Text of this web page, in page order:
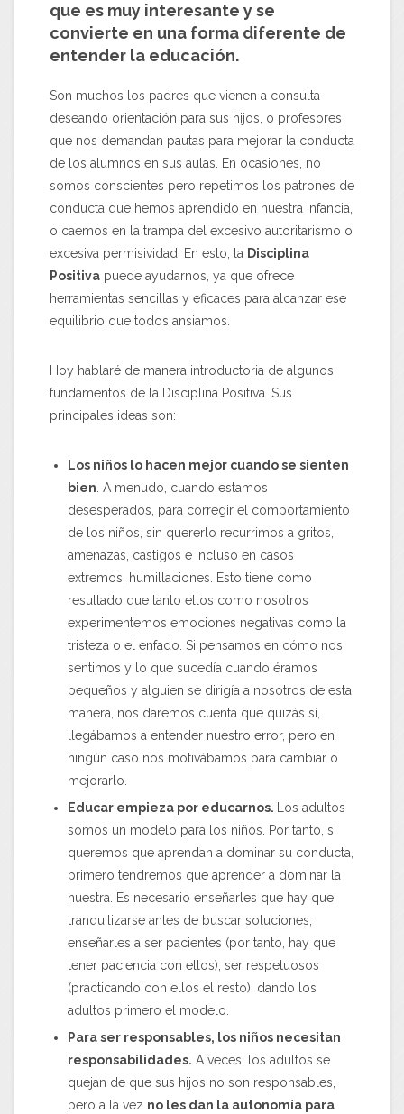
que es muy interesante y se
convierte en una forma diferente de
entender la educación.
Son muchos los padres que vienen a consulta
deseando orientación para sus hijos, o profesores
que nos demandan pautas para mejorar la conducta
de los alumnos en sus aulas. En ocasiones, no
somos conscientes pero repetimos los patrones de
conducta que hemos aprendido en nuestra infancia,
o caemos en la trampa del excesivo autoritarismo o
excesiva permisividad. En esto, la Disciplina
Positiva puede ayudarnos, ya que ofrece
herramientas sencillas y eficaces para alcanzar ese
equilibrio que todos ansiamos.
Hoy hablaré de manera introductoria de algunos
fundamentos de la Disciplina Positiva. Sus
principales ideas son:
Los niños lo hacen mejor cuando se sienten
bien . A menudo, cuando estamos
desesperados, para corregir el comportamiento
de los niños, sin quererlo recurrimos a gritos,
amenazas, castigos e incluso en casos
extremos, humillaciones. Esto tiene como
resultado que tanto ellos como nosotros
experimentemos emociones negativas como la
tristeza o el enfado. Si pensamos en cómo nos
sentimos y lo que sucedía cuando éramos
pequeños y alguien se dirigía a nosotros de esta
manera, nos daremos cuenta que quizás sí,
llegábamos a entender nuestro error, pero en
ningún caso nos motivábamos para cambiar o
mejorarlo.
Educar empieza por educarnos.
Los adultos
somos un modelo para los niños. Por tanto, si
queremos que aprendan a dominar su conducta,
primero tendremos que aprender a dominar la
nuestra. Es necesario enseñarles que hay que
tranquilizarse antes de buscar soluciones;
enseñarles a ser pacientes (por tanto, hay que
tener paciencia con ellos); ser respetuosos
(practicando con ellos el resto); dando los
adultos primero el modelo.
Para ser responsables, los niños necesitan
responsabilidades. A veces, los adultos se
quejan de que sus hijos no son responsables,
pero a la vez no les dan la autonomía para